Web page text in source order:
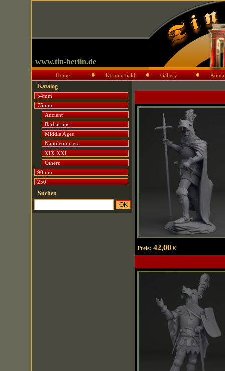
www.tin-berlin.de
Home Kommt bald Gallery
Katalog
54mm
75mm
Ancient
Barbarians
Middle Ages
Napoleonic era
XIX-XXI
Others
90mm
250
Suchen
Preis: 42,00€